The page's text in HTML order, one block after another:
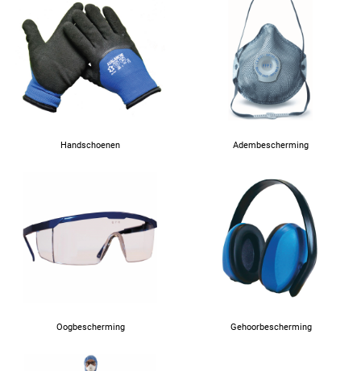
Handschoenen Adembescherming
Oogbescherming Gehoorbescherming